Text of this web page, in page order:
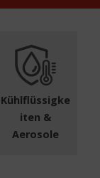
Kühlflüssigke
iten &
Aerosole